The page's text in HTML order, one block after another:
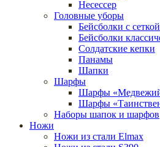
Несессер
Головные уборы
Бейсболки с сеткой
Бейсболки
Солдатские кепки
Панамы
Шапки
Шарфы
Шарфы
Шарфы
Наборы шапок и шарфов
Ножи
Ножи из стали Elmax